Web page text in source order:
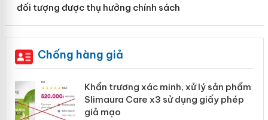
đối tượng được thụ hưởng chính sách
Chống hàng giả
Khẩn trương xác minh, xử lý sản phẩm
Slimaura Care x3 sử dụng giấy phép
giả mạo